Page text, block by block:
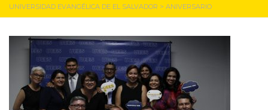
UNIVERSIDAD EVANGÉLICA DE EL SALVADOR > ANIVERSARIO